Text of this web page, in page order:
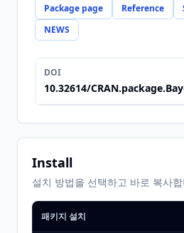
Package page Reference
NEWS
DOI
10.32614/
Install
설치 방법을 선택하고 바로 복사
패키지 설치